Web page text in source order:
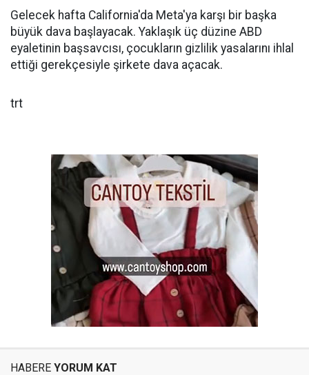
Gelecek hafta California'da Meta'ya karşı bir başka
büyük dava başlayacak. Yaklaşık üç düzine ABD
eyaletinin başsavcısı, çocukların gizlilik yasalarını ihlal
ettiği gerekçesiyle şirkete dava açacak.
trt
HABERE YORUM KAT